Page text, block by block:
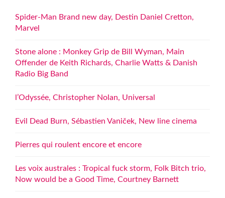
Spider-Man Brand new day, Destin Daniel Cretton,
Marvel
Stone alone : Monkey Grip de Bill Wyman, Main
Offender de Keith Richards, Charlie Watts & Danish
Radio Big Band
l’Odyssée, Christopher Nolan, Universal
Evil Dead Burn, Sébastien Vaniček, New line cinema
Pierres qui roulent encore et encore
Les voix australes : Tropical fuck storm, Folk Bitch trio,
Now would be a Good Time, Courtney Barnett